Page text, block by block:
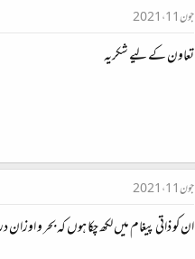
جون 11، 2021
تعاون کے لیے شکریہ
جون 11، 2021
ان کو ذاتی پیغام میں لکھ چکا ہوں کہ بحر و